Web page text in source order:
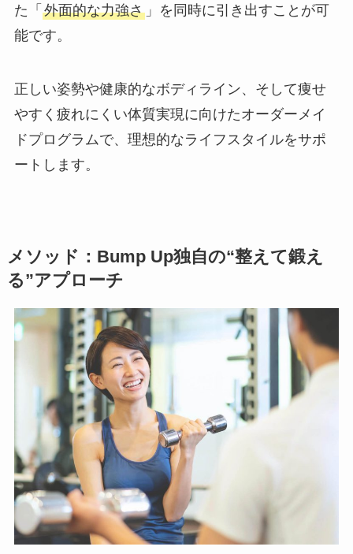
た「 外面的な力強さ」を同時に引き出すことが可
能です。
正しい姿勢や健康的なボディライン、そして痩せ
やすく疲れにくい体質実現に向けたオーダーメイ
ドプログラムで、理想的なライフスタイルをサポ
ートします。
メソッド：Bump Up独自の“整えて鍛え
る”アプローチ